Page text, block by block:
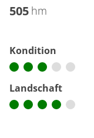
505 hm
Kondition
Landschaft